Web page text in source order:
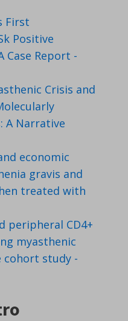
First
Positive
Case Report -
Crisis and
A Narrative
economic
gravis and
treated with
peripheral CD4+
myasthenic
cohort study -